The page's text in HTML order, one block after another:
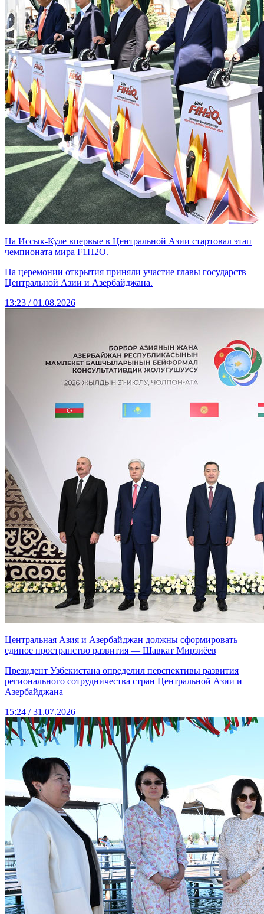
На Иссык-Куле впервые в Центральной Азии стартовал этап
чемпионата мира F1H2O.
На церемонии открытия приняли участие главы государств
Центральной Азии и Азербайджана.
13:23 / 01.08.2026
Центральная Азия и Азербайджан должны сформировать
единое пространство развития — Шавкат Мирзиёев
Президент Узбекистана определил перспективы развития
регионального сотрудничества стран Центральной Азии и
Азербайджана
15:24 / 31.07.2026